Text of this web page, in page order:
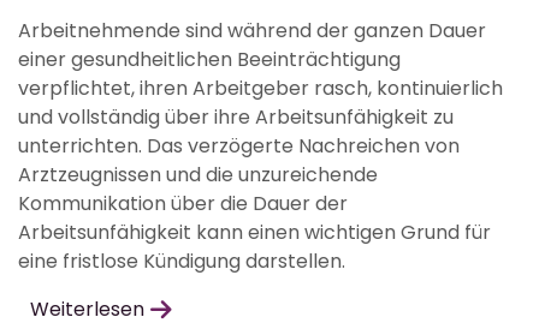
Arbeitnehmende sind während der ganzen Dauer
einer gesundheitlichen Beeinträchtigung
verpflichtet, ihren Arbeitgeber rasch, kontinuierlich
und vollständig über ihre Arbeitsunfähigkeit zu
unterrichten. Das verzögerte Nachreichen von
Arztzeugnissen und die unzureichende
Kommunikation über die Dauer der
Arbeitsunfähigkeit kann einen wichtigen Grund für
eine fristlose Kündigung darstellen.
Weiterlesen